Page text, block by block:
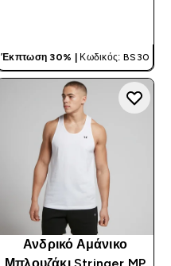
Έκπτωση 30% | Κωδικός: BS30
Ανδρικό Αμάνικο
Μπλουζάκι Stringer MP